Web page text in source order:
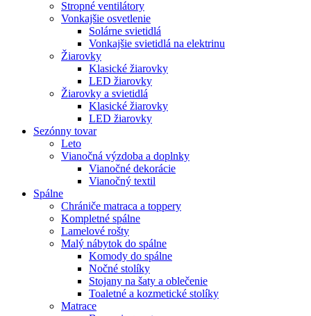
Stropné ventilátory
Vonkajšie osvetlenie
Solárne svietidlá
Vonkajšie svietidlá na elektrinu
Žiarovky
Klasické žiarovky
LED žiarovky
Žiarovky a svietidlá
Klasické žiarovky
LED žiarovky
Sezónny tovar
Leto
Vianočná výzdoba a doplnky
Vianočné dekorácie
Vianočný textil
Spálne
Chrániče matraca a toppery
Kompletné spálne
Lamelové rošty
Malý nábytok do spálne
Komody do spálne
Nočné stolíky
Stojany na šaty a oblečenie
Toaletné a kozmetické stolíky
Matrace